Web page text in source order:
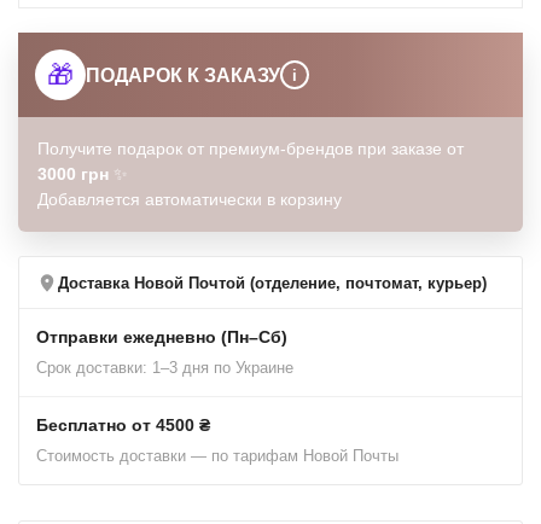
🎁 ПОДАРОК К ЗАКАЗУ i
Получите подарок от премиум-брендов при заказе от
3000 грн ✨
Добавляется автоматически в корзину
Доставка Новой Почтой (отделение, почтомат, курьер)
Отправки ежедневно (Пн–Сб)
Срок доставки: 1–3 дня по Украине
Бесплатно от 4500 ₴
Стоимость доставки — по тарифам Новой Почты